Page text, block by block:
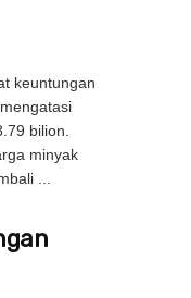
keuntungan
bilion.
minyak
...